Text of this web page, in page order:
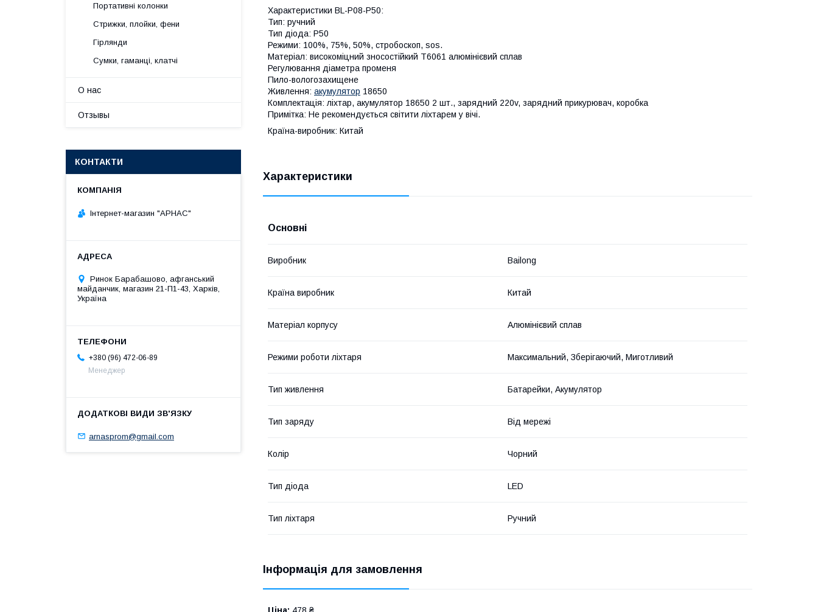
Характеристики BL-P08-P50:
Тип: ручний
Тип діода: P50
Режими: 100%, 75%, 50%, стробоскоп, sos.
Матеріал: високоміцний зносостійкий T6061 алюмінієвий сплав
Регулювання діаметра променя
Пило-вологозахищене
Живлення: акумулятор 18650
Комплектація: ліхтар, акумулятор 18650 2 шт., зарядний 220v, зарядний прикурювач, коробка
Примітка: Не рекомендується світити ліхтарем у вічі.
Країна-виробник: Китай
Характеристики
Основні
Виробник Bailong
Країна виробник Китай
Матеріал корпусу Алюмінієвий сплав
Режими роботи ліхтаря Максимальний, Зберігаючий, Миготливий
Тип живлення Батарейки, Акумулятор
Тип заряду Від мережі
Колір Чорний
Тип діода LED
Тип ліхтаря Ручний
Інформація для замовлення
Портативні колонки
Стрижки, плойки, фени
Гірлянди
Сумки, гаманці, клатчі
О нас
Отзывы
КОНТАКТИ
Інтернет-магазин "АРНАС"
Ринок Барабашово, афганський
майданчик, магазин 21-П1-43, Харків,
Україна
+380 (96) 472-06-89
Менеджер
arnasprom@gmail.com